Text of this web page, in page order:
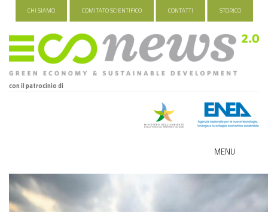
CHI SIAMO COMITATO SCIENTIFICO CONTATTI STORICO
con il patrocinio di
MENU
ECO-NOMY
INDUSTRIA VERDE